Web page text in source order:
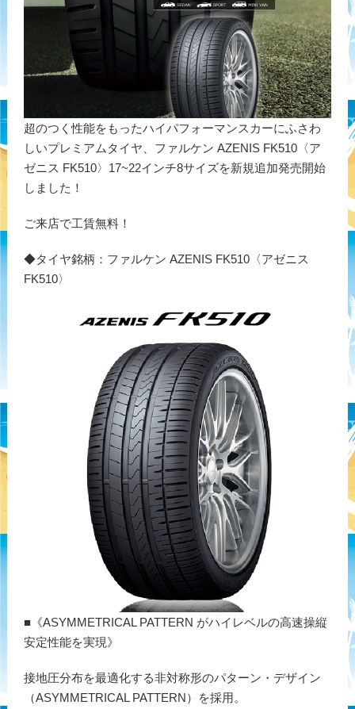
超のつく性能をもったハイパフォーマンスカーにふさわ
しいプレミアムタイヤ、ファルケン AZENIS FK510〈ア
ゼニス FK510〉17~22インチ8サイズを新規追加発売開始
しました！
ご来店で工賃無料！
◆タイヤ銘柄：ファルケン AZENIS FK510〈アゼニス
FK510〉
■《ASYMMETRICAL PATTERN がハイレベルの高速操縦
安定性能を実現》
接地圧分布を最適化する非対称形のパターン・デザイン
（ASYMMETRICAL PATTERN）を採用。